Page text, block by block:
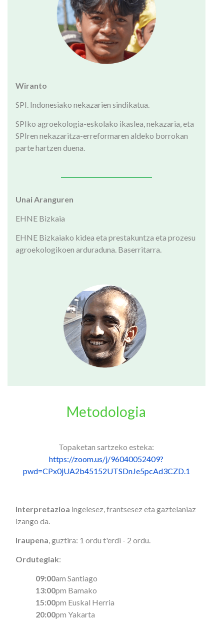
Wiranto
SPI. Indonesiako nekazarien sindikatua.
SPIko agroekologia-eskolako ikaslea, nekazaria, eta
SPIren nekazaritza-erreformaren aldeko borrokan
parte hartzen duena.
Unai Aranguren
EHNE Bizkaia
EHNE Bizkaiako kidea eta prestakuntza eta prozesu
agroekologikoen arduraduna. Baserritarra.
Metodologia
Topaketan sartzeko esteka:
https://zoom.us/j/96040052409?
pwd=CPx0jUA2b45152UTSDnJe5pcAd3CZD.1
Interpretazioa ingelesez, frantsesez eta gaztelaniaz
izango da.
Iraupena, guztira: 1 ordu t'erdi - 2 ordu.
Ordutegiak:
09:00am Santiago
13:00pm Bamako
15:00pm Euskal Herria
20:00pm Yakarta